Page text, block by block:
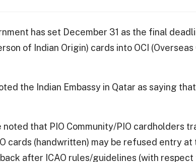
has set December 31 as the final
of Indian Origin) cards into OCI
the Indian Embassy in Qatar as saying
noted that PIO Community/PIO cardholders
cards (handwritten) may be refused entry at
after ICAO rules/guidelines (with